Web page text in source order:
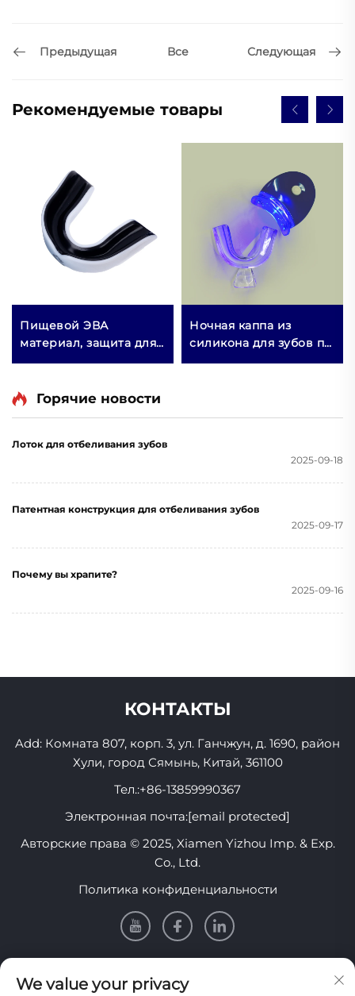
Предыдущая Все Следующая
Рекомендуемые товары
Пищевой ЭВА
материал, защита для
зубов, капа для
спортивная капа,
Ночная каппа из
силикона для зубов по
заводской цене,
Горячие новости
Лоток для отбеливания зубов
2025-09-18
Патентная конструкция для отбеливания зубов
2025-09-17
Почему вы храпите?
2025-09-16
КОНТАКТЫ
Add: Комната 807, корп. 3, ул. Ганчжун, д. 1690, район
Хули, город Сямынь, Китай, 361100
Тел.:+86-13859990367
Электронная почта:[email protected]
Авторские права © 2025, Xiamen Yizhou Imp. & Exp.
Co., Ltd.
Политика конфиденциальности
Информация
We value your privacy